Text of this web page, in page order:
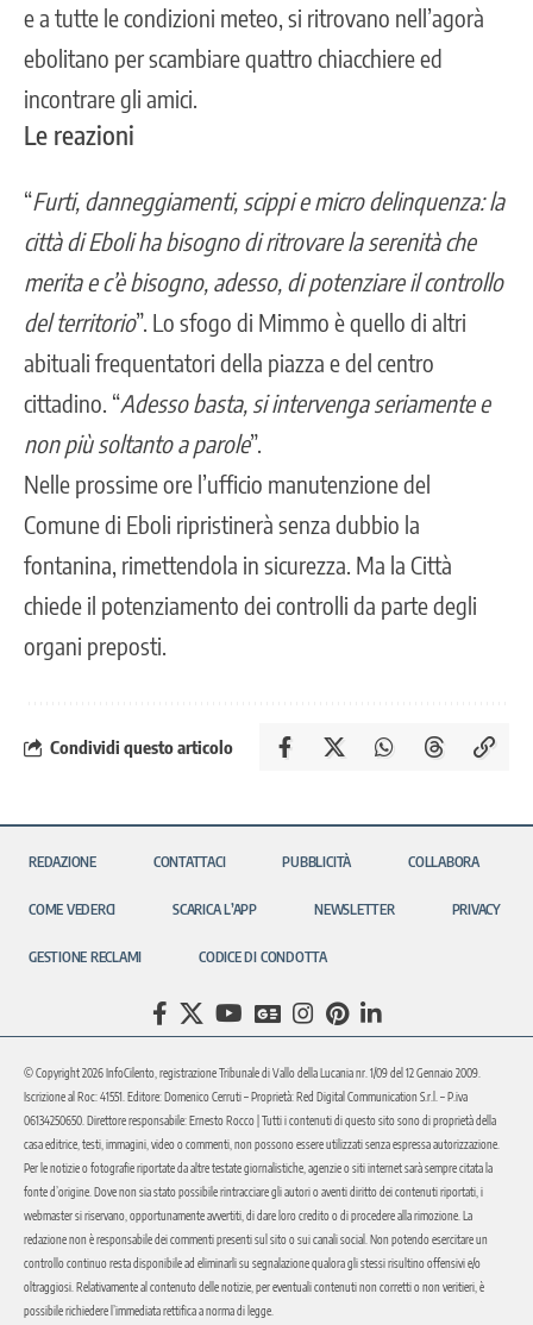
e a tutte le condizioni meteo, si ritrovano nell’agorà
ebolitano per scambiare quattro chiacchiere ed
incontrare gli amici.
Le reazioni
“Furti, danneggiamenti, scippi e micro delinquenza: la
città di Eboli ha bisogno di ritrovare la serenità che
merita e c’è bisogno, adesso, di potenziare il controllo
del territorio”. Lo sfogo di Mimmo è quello di altri
abituali frequentatori della piazza e del centro
cittadino. “Adesso basta, si intervenga seriamente e
non più soltanto a parole”.
Nelle prossime ore l’ufficio manutenzione del
Comune di Eboli ripristinerà senza dubbio la
fontanina, rimettendola in sicurezza. Ma la Città
chiede il potenziamento dei controlli da parte degli
organi preposti.
Condividi questo articolo
REDAZIONE CONTATTACI PUBBLICITÀ COLLABORA
COME VEDERCI SCARICA L’APP NEWSLETTER PRIVACY
GESTIONE RECLAMI CODICE DI CONDOTTA
© Copyright 2026 InfoCilento, registrazione Tribunale di Vallo della Lucania nr. 1/09 del 12 Gennaio 2009.
Iscrizione al Roc: 41551. Editore: Domenico Cerruti – Proprietà: Red Digital Communication S.r.l. – P.iva
06134250650. Direttore responsabile: Ernesto Rocco | Tutti i contenuti di questo sito sono di proprietà della
casa editrice, testi, immagini, video o commenti, non possono essere utilizzati senza espressa autorizzazione.
Per le notizie o fotografie riportate da altre testate giornalistiche, agenzie o siti internet sarà sempre citata la
fonte d’origine. Dove non sia stato possibile rintracciare gli autori o aventi diritto dei contenuti riportati, i
webmaster si riservano, opportunamente avvertiti, di dare loro credito o di procedere alla rimozione. La
redazione non è responsabile dei commenti presenti sul sito o sui canali social. Non potendo esercitare un
controllo continuo resta disponibile ad eliminarli su segnalazione qualora gli stessi risultino offensivi e/o
oltraggiosi. Relativamente al contenuto delle notizie, per eventuali contenuti non corretti o non veritieri, è
possibile richiedere l’immediata rettifica a norma di legge.